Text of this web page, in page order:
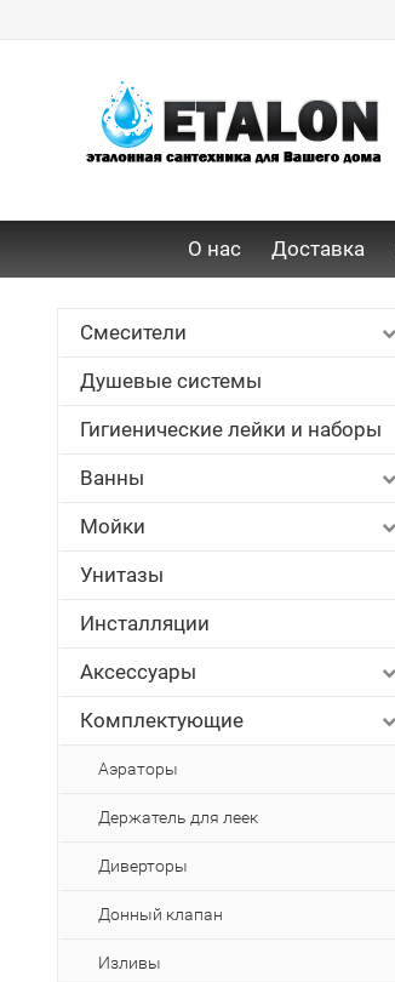
О нас Доставка
Смесители
Душевые системы
Гигиенические лейки и наборы
Ванны
Мойки
Унитазы
Инсталляции
Аксессуары
Комплектующие
Аэраторы
Держатель для леек
Диверторы
Донный клапан
Изливы